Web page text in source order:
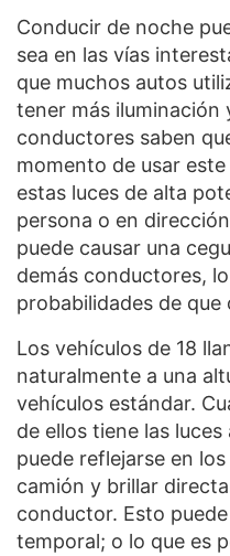
Conducir de noche
sea en las vías
que muchos autos
tener más iluminación
conductores saben
momento de usar
estas luces de alta
persona o en
puede causar una
demás conductores,
probabilidades de
Los vehículos de 18
naturalmente a una
vehículos estándar.
de ellos tiene las
puede reflejarse en
camión y brillar
conductor. Esto
temporal; o lo que es